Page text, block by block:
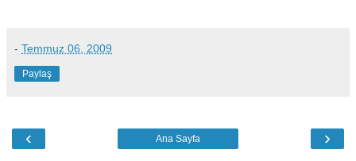
- Temmuz 06, 2009
Paylaş
‹ ›
Ana Sayfa